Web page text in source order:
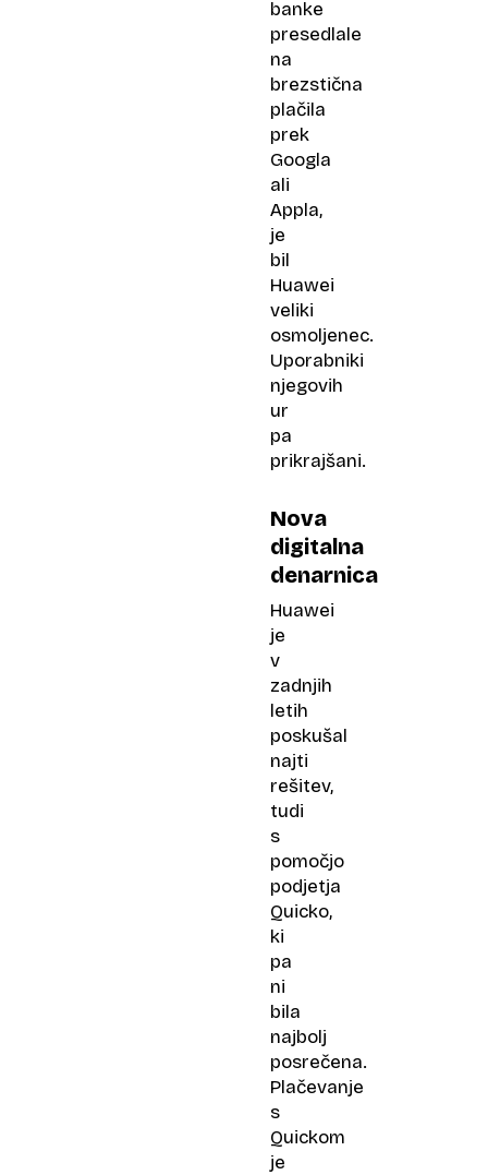
banke
presedlale
na
brezstična
plačila
prek
Googla
ali
Appla,
je
bil
Huawei
veliki
osmoljenec.
Uporabniki
njegovih
ur
pa
prikrajšani.
Nova
digitalna
denarnica
Huawei
je
v
zadnjih
letih
poskušal
najti
rešitev,
tudi
s
pomočjo
podjetja
Quicko,
ki
pa
ni
bila
najbolj
posrečena.
Plačevanje
s
Quickom
je